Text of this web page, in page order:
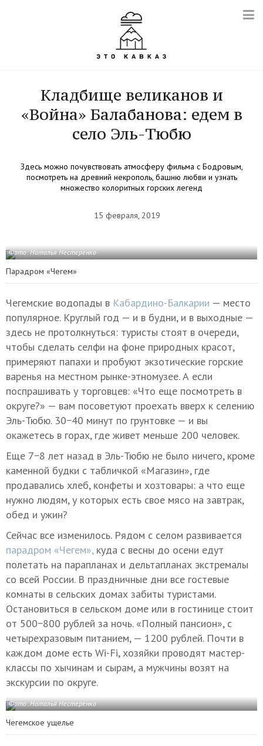
Кладбище великанов и
«Война» Балабанова: едем в
село Эль-Тюбю
Здесь можно почувствовать атмосферу фильма с Бодровым,
посмотреть на древний некрополь, башню любви и узнать
множество колоритных горских легенд
15 февраля, 2019
Фото: Наталья Нестеренко
Парадром «Чегем»
Чегемские водопады в Кабардино-Балкарии — место
популярное. Круглый год — и в будни, и в выходные —
здесь не протолкнуться: туристы стоят в очереди,
чтобы сделать селфи на фоне природных красот,
примеряют папахи и пробуют экзотические горские
варенья на местном рынке-этномузее. А если
поспрашивать у торговцев: «Что еще посмотреть в
округе?» — вам посоветуют проехать вверх к селению
Эль-Тюбю. 30−40 минут по грунтовке — и вы
окажетесь в горах, где живет меньше 200 человек.
Еще 7−8 лет назад в Эль-Тюбю не было ничего, кроме
каменной будки с табличкой «Магазин», где
продавались хлеб, конфеты и хозтовары: а что еще
нужно людям, у которых есть свое мясо на завтрак,
обед и ужин?
Сейчас все изменилось. Рядом с селом развивается
парадром «Чегем»,куда с весны до осени едут
полетать на парапланах и дельтапланах экстремалы
со всей России. В праздничные дни все гостевые
комнаты в сельских домах забиты туристами.
Остановиться в сельском доме или в гостинице стоит
от 500−800 рублей за ночь. «Полный пансион», с
четырехразовым питанием, — 1200 рублей. Почти в
каждом доме есть Wi-Fi, хозяйки проводят мастер-
классы по хычинам и сырам, а мужчины возят на
экскурсии по округе.
Фото: Наталья Нестеренко
Чегемское ущелье